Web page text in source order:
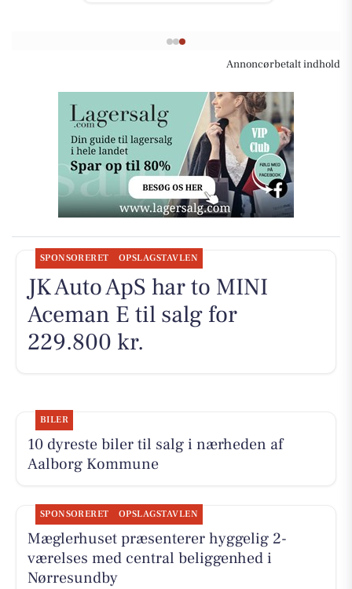
Annoncørbetalt indhold
SPONSORERET OPSLAGSTAVLEN
JK Auto ApS har to MINI
Aceman E til salg for
229.800 kr.
BILER
10 dyreste biler til salg i nærheden af
Aalborg Kommune
SPONSORERET OPSLAGSTAVLEN
Mæglerhuset præsenterer hyggelig 2-
værelses med central beliggenhed i
Nørresundby